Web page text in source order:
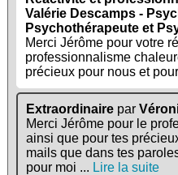
Valérie Descamps -
Psychothérapeute et
Merci Jérôme pour votre
professionnalisme
précieux pour nous et
Extraordinaire par
Merci Jérôme pour le
ainsi que pour tes
mails que dans tes
pour moi ... Lire la suite